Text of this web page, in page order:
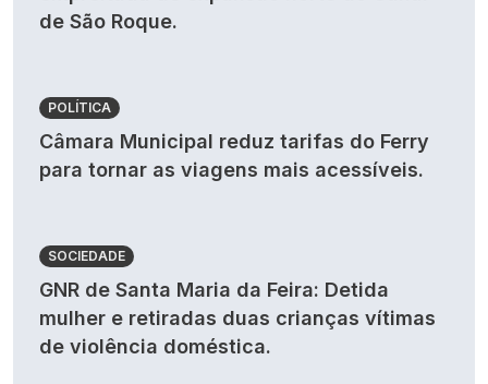
de São Roque.
POLÍTICA
Câmara Municipal reduz tarifas do Ferry
para tornar as viagens mais acessíveis.
SOCIEDADE
GNR de Santa Maria da Feira: Detida
mulher e retiradas duas crianças vítimas
de violência doméstica.